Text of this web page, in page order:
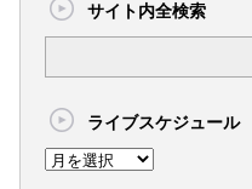
サイト内全検索
ライブスケジュール